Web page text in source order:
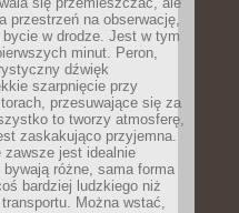
przestrzeń na obserwację,
w drodze. Jest w tym
minut. Peron,
dźwięk
szarpnięcie przy
przesuwające się za
to tworzy atmosferę,
zaskakująco przyjemna.
zawsze jest idealnie
różne, sama forma
bardziej ludzkiego niż
Można wstać,